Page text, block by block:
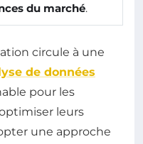
du marché.
circule à une
de données
pour les
leurs
une approche